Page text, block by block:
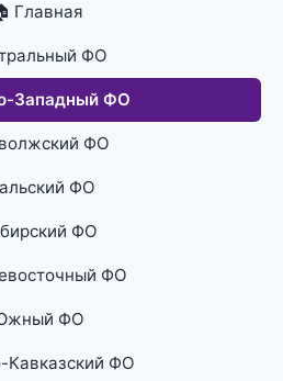
Главная
ФО
Западный ФО
ФО
ФО
ФО
ФО
ФО
Кавказский ФО